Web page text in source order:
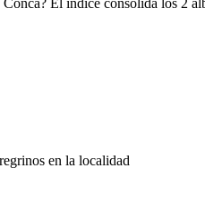
El índice consolida los
en la localidad